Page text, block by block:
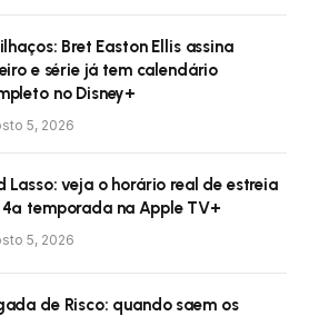
Bret Easton Ellis assina
e série já tem calendário
no Disney+
5, 2026
Lasso: veja o horário real de estreia
temporada na Apple TV+
5, 2026
de Risco: quando saem os